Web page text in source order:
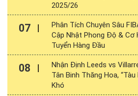
2025/26
07
Phân Tích Chuyên Sâu
Cập Nhật Phong Độ & Cơ
Tuyển Hàng Đầu
08
Nhận Định Leeds vs
Tân Binh Thăng Hoa, “Tàu
Khó